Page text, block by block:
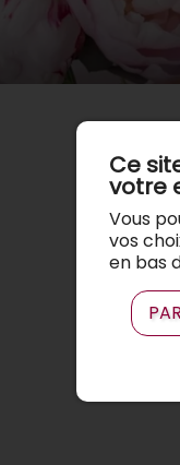
Ce
votre
Vous
vos
en bas